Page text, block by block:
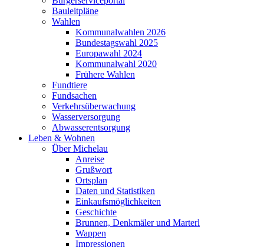
Bauleitpläne
Wahlen
Kommunalwahlen 2026
Bundestagswahl 2025
Europawahl 2024
Kommunalwahl 2020
Frühere Wahlen
Fundtiere
Fundsachen
Verkehrsüberwachung
Wasserversorgung
Abwasserentsorgung
Leben & Wohnen
Über Michelau
Anreise
Grußwort
Ortsplan
Daten und Statistiken
Einkaufsmöglichkeiten
Geschichte
Brunnen, Denkmäler und Marterl
Wappen
Impressionen